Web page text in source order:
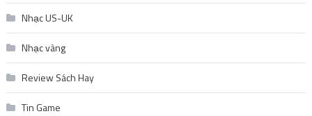
Nhạc US-UK
Nhạc vàng
Review Sách Hay
Tin Game